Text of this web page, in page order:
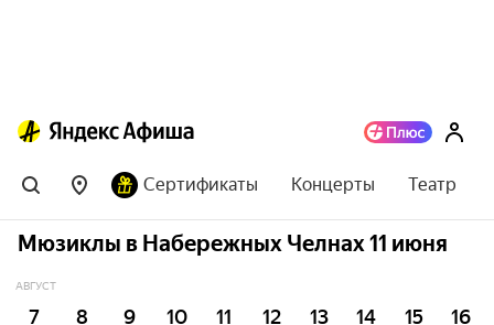
Сертификаты Концерты Театр
Мюзиклы в Набережных Челнах 11 июня
АВГУСТ
7 8 9 10 11 12 13 14 15 16